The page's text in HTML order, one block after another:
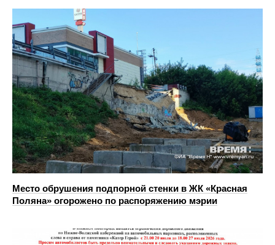
Место обрушения подпорной стенки в ЖК «Красная
Поляна» огорожено по распоряжению мэрии